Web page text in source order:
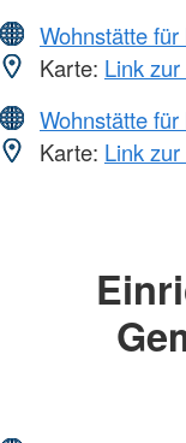
Wohnstätte
Karte: Link
Wohnstätte
Karte: Link